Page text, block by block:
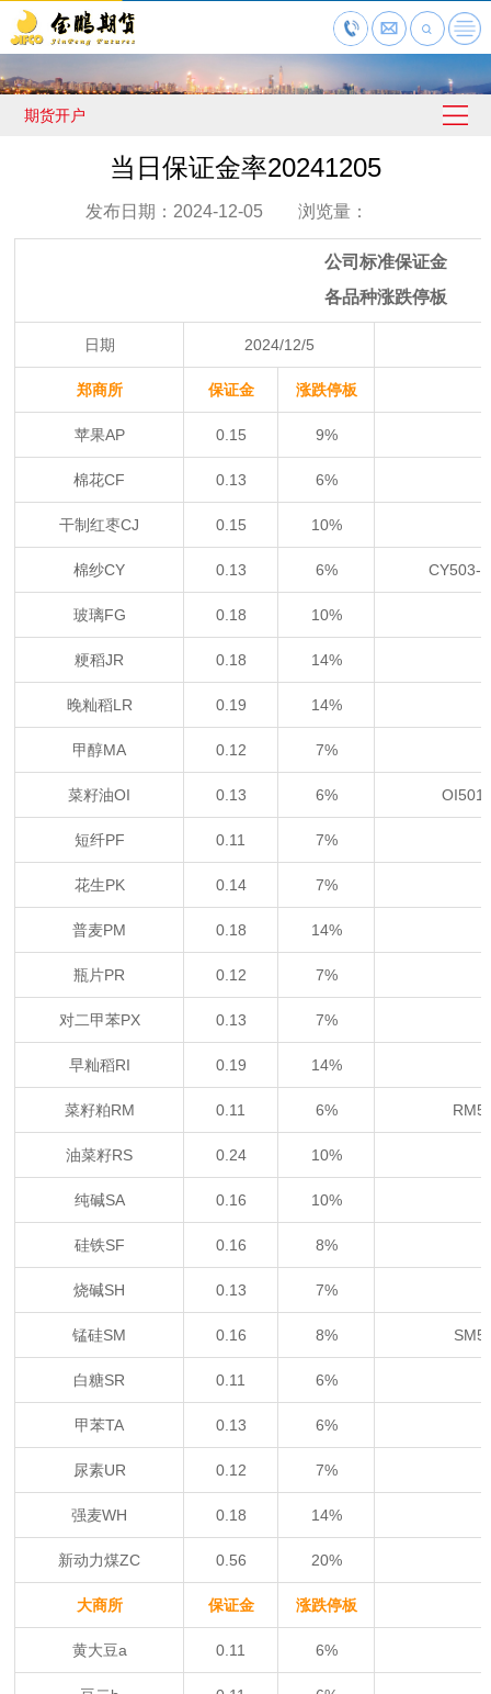
期货开户
当日保证金率20241205
发布日期：2024-12-05 浏览量：
公司标准保证金
各品种涨跌停板
日期 2024/12/5
郑商所 保证金 涨跌停板
苹果AP 0.15 9%
棉花CF 0.13 6%
干制红枣CJ 0.15 10%
棉纱CY 0.13 6% CY503-
玻璃FG 0.18 10%
粳稻JR 0.18 14%
晚籼稻LR 0.19 14%
甲醇MA 0.12 7%
菜籽油OI 0.13 6% OI501
短纤PF 0.11 7%
花生PK 0.14 7%
普麦PM 0.18 14%
瓶片PR 0.12 7%
对二甲苯PX 0.13 7%
早籼稻RI 0.19 14%
菜籽粕RM 0.11 6%
油菜籽RS 0.24 10%
纯碱SA 0.16 10%
硅铁SF 0.16 8%
烧碱SH 0.13 7%
锰硅SM 0.16 8%
白糖SR 0.11 6%
甲苯TA 0.13 6%
尿素UR 0.12 7%
强麦WH 0.18 14%
新动力煤ZC 0.56 20%
大商所 保证金 涨跌停板
黄大豆a 0.11 6%